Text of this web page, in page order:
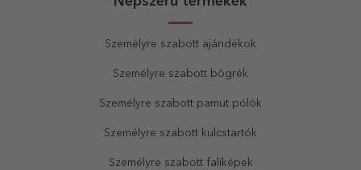
Személyre szabott ajándékok
Személyre szabott bögrék
Személyre szabott pamut pólók
Személyre szabott kulcstartók
Személyre szabott faliképek